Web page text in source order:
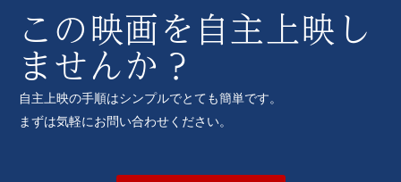
この映画を自主上映し
ませんか？
自主上映の手順はシンプルでとても簡単です。
まずは気軽にお問い合わせください。